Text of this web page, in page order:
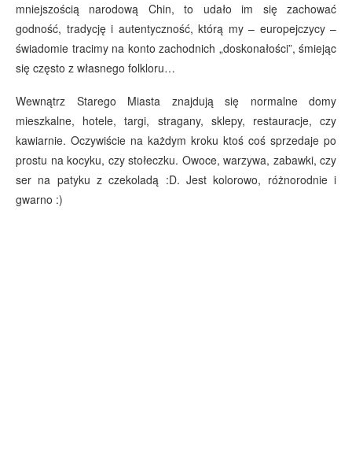
mniejszością narodową Chin, to udało im się zachować
godność, tradycję i autentyczność, którą my – europejczycy –
świadomie tracimy na konto zachodnich „doskonałości”, śmiejąc
się często z własnego folkloru…
Wewnątrz Starego Miasta znajdują się normalne domy
mieszkalne, hotele, targi, stragany, sklepy, restauracje, czy
kawiarnie. Oczywiście na każdym kroku ktoś coś sprzedaje po
prostu na kocyku, czy stołeczku. Owoce, warzywa, zabawki, czy
ser na patyku z czekoladą :D. Jest kolorowo, różnorodnie i
gwarno :)